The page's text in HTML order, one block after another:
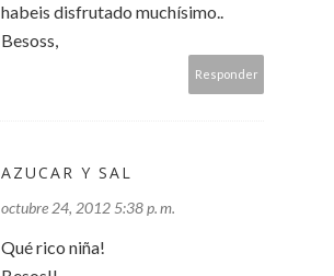
habeis disfrutado muchísimo..
Besoss,
Responder
AZUCAR Y SAL
octubre 24, 2012 5:38 p. m.
Qué rico niña!